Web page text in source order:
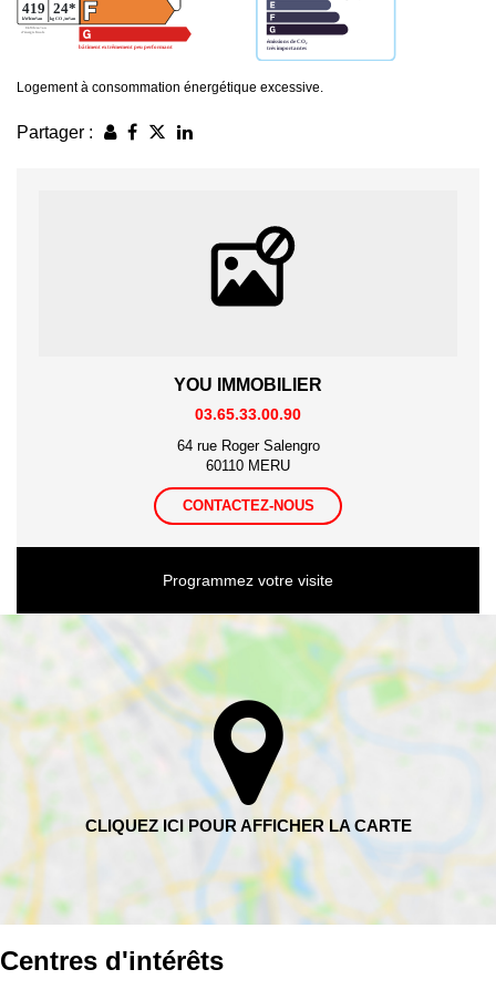
Logement à consommation énergétique excessive.
Partager :
YOU IMMOBILIER
03.65.33.00.90
64 rue Roger Salengro
60110 MERU
CONTACTEZ-NOUS
Programmez votre visite
Centres d'intérêts